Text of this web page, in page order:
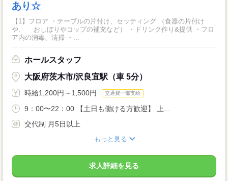
あり☆
【1】フロア ・テーブルの片付け、セッティング （食器の片付け
や、 おしぼりやコップの補充など） ・ドリンク作り&提供 ・フロ
ア内の消毒、清掃 ・...
ホールスタッフ
大阪府茨木市/沢良宜駅（車 5分）
時給1,200円～1,500円 交通費一部支給
9：00〜22：00 【土日も働ける方歓迎】 上...
交代制 月5日以上
もっと見る
求人詳細を見る